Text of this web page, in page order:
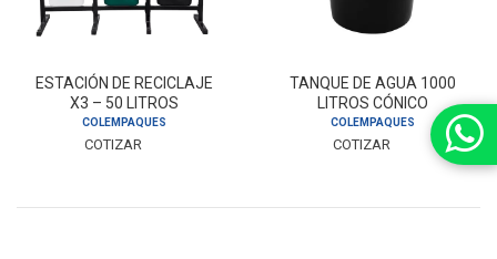
ESTACIÓN DE RECICLAJE
X3 – 50 LITROS
COLEMPAQUES
COTIZAR
TANQUE DE AGUA 1000
LITROS CÓNICO
COLEMPAQUES
COTIZAR